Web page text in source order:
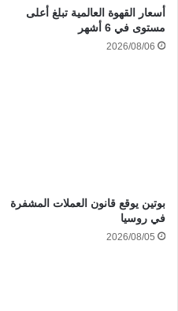
أسعار القهوة العالمية تبلغ أعلى
مستوى في 6 أشهر
2026/08/06
بوتين يوقع قانون العملات المشفرة
في روسيا
2026/08/05